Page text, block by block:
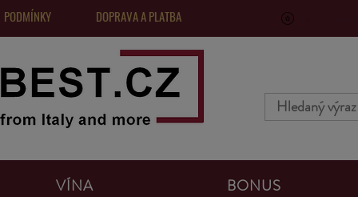
DOPRAVA A PLATBA
VÍNA BONUS